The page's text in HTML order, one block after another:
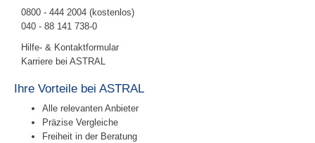
0800 - 444 2004 (kostenlos)
040 - 88 141 738-0
Hilfe- & Kontaktformular
Karriere bei ASTRAL
Ihre Vorteile bei ASTRAL
Alle relevanten Anbieter
Präzise Vergleiche
Freiheit in der Beratung